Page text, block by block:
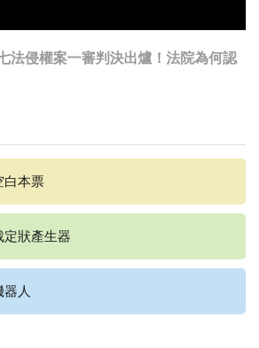
法侵權案一審判決出爐！法院為何認
白本票
定狀產生器
人